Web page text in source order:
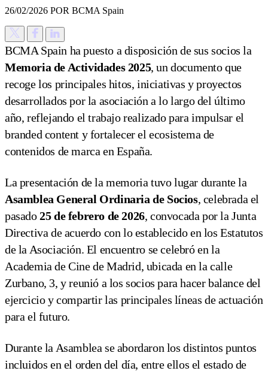
26/02/2026 POR BCMA Spain
BCMA Spain ha puesto a disposición de sus socios la
Memoria de Actividades 2025, un documento que
recoge los principales hitos, iniciativas y proyectos
desarrollados por la asociación a lo largo del último
año, reflejando el trabajo realizado para impulsar el
branded content y fortalecer el ecosistema de
contenidos de marca en España.
La presentación de la memoria tuvo lugar durante la
Asamblea General Ordinaria de Socios, celebrada el
pasado25 de febrero de 2026, convocada por la Junta
Directiva de acuerdo con lo establecido en los Estatutos
de la Asociación. El encuentro se celebró en la
Academia de Cine de Madrid, ubicada en la calle
Zurbano, 3, y reunió a los socios para hacer balance del
ejercicio y compartir las principales líneas de actuación
para el futuro.
Durante la Asamblea se abordaron los distintos puntos
incluidos en el orden del día, entre ellos el estado de